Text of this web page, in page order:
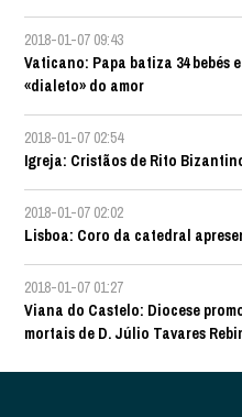
2018-01-07 09:43
Vaticano: Papa batiza 34 bebés
«dialeto» do amor
2018-01-07 02:54
Igreja: Cristãos de Rito
2018-01-07 02:02
Lisboa: Coro da catedral
2018-01-07 01:27
Viana do Castelo: Diocese
mortais de D. Júlio Tavares